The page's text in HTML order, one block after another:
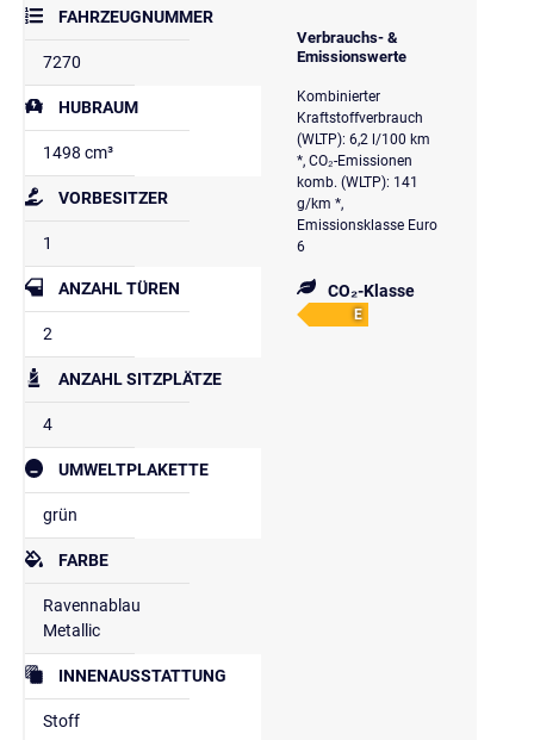
FAHRZEUGNUMMER
7270
HUBRAUM
1498 cm³
VORBESITZER
1
ANZAHL TÜREN
2
ANZAHL SITZPLÄTZE
4
UMWELTPLAKETTE
grün
FARBE
Ravennablau
Metallic
INNENAUSSTATTUNG
Stoff
Verbrauchs- &
Emissionswerte
Kombinierter
Kraftstoffverbrauch
(WLTP): 6,2 l/100 km
*, CO₂-Emissionen
komb. (WLTP): 141
g/km *,
Emissionsklasse Euro
6
CO₂-Klasse
E